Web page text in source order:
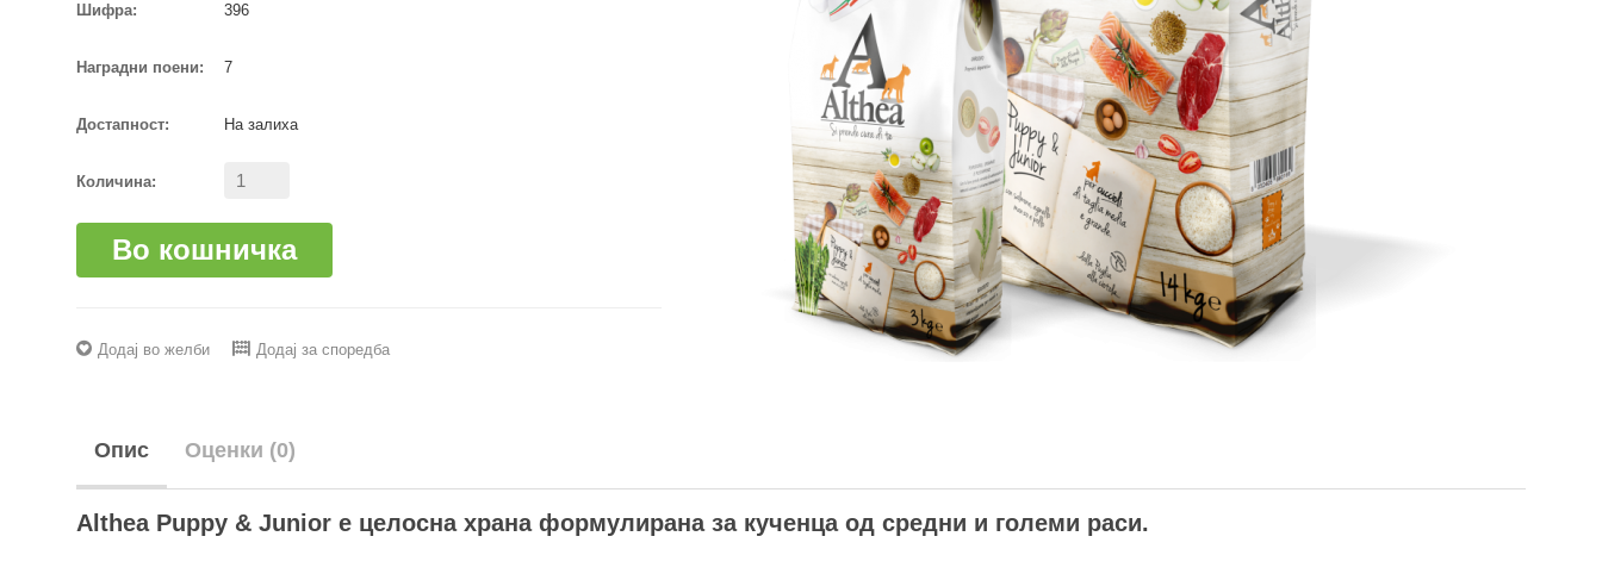
Шифра: 396
Наградни поени: 7
Достапност: На залиха
Количина:
Во кошничка
Додај во желби Додај за споредба
Опис Оценки (0)
Althea Puppy & Junior е целосна храна формулирана за кученца од средни и големи раси.